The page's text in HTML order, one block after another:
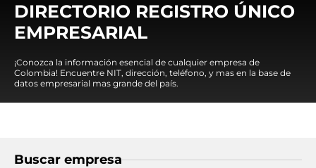
DIRECTORIO REGISTRO ÚNICO
EMPRESARIAL
¡Conozca la información esencial de cualquier empresa de
Colombia! Encuentre NIT, dirección, teléfono, y mas en la base de
datos empresarial mas grande del país.
Buscar empresa